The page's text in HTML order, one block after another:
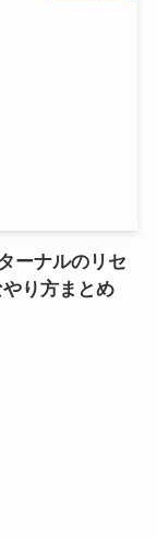
ーナルのリセ
り方まとめ